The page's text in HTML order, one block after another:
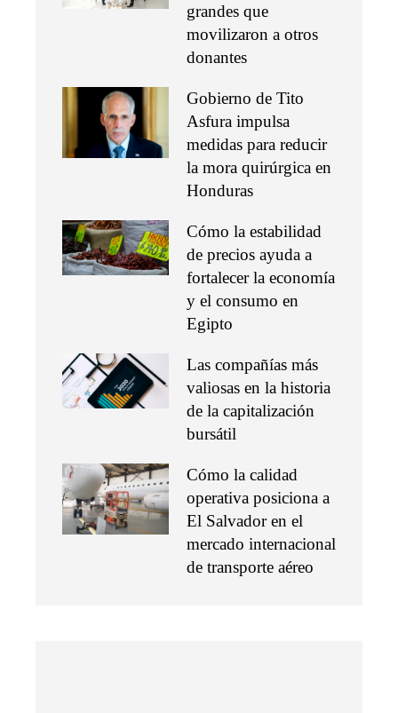
grandes que
movilizaron a otros
donantes
Gobierno de Tito
Asfura impulsa
medidas para reducir
la mora quirúrgica en
Honduras
Cómo la estabilidad
de precios ayuda a
fortalecer la economía
y el consumo en
Egipto
Las compañías más
valiosas en la historia
de la capitalización
bursátil
Cómo la calidad
operativa posiciona a
El Salvador en el
mercado internacional
de transporte aéreo